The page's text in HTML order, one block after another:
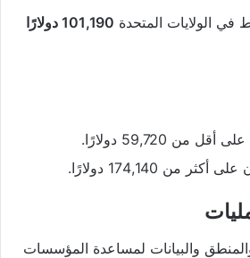
في الولايات المتحدة 101,190 دولارًا
والبيانات لمساعدة المؤسسات